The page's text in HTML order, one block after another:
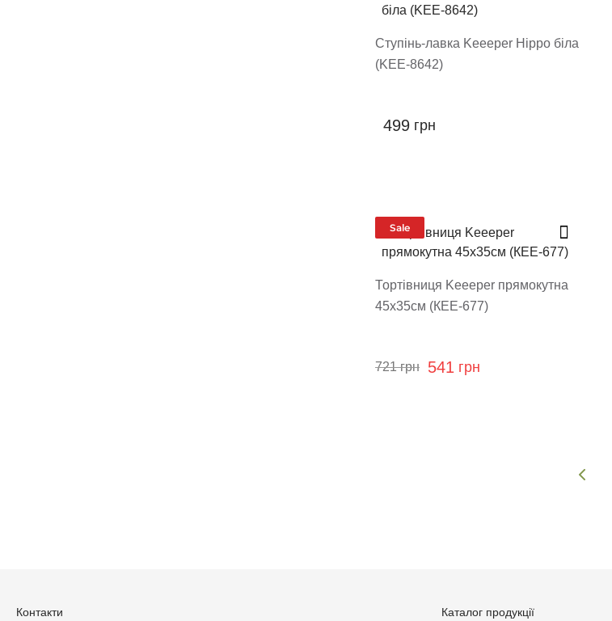
Ступінь-лавка Keeeper Hippo біла
(KEE-8642)
499 грн
Sale
Тортівниця Keeeper прямокутна
45х35см (КЕЕ-677)
721 грн 541 грн
Контакти Каталог продукції